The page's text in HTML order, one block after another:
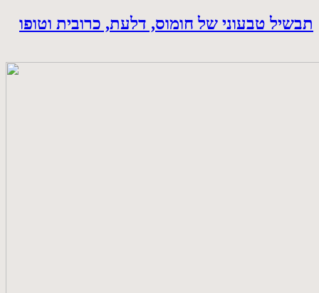
תבשיל טבעוני של חומוס, דלעת, כרובית וטופו